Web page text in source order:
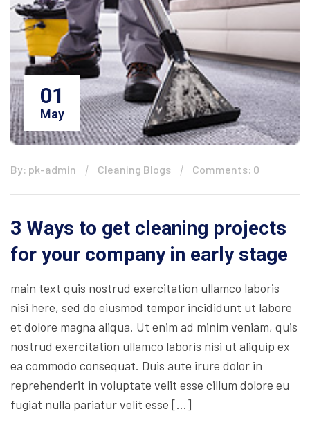
01
May
By: pk-admin Cleaning Blogs Comments: 0
3 Ways to get cleaning projects
for your company in early stage
main text quis nostrud exercitation ullamco laboris
nisi here, sed do eiusmod tempor incididunt ut labore
et dolore magna aliqua. Ut enim ad minim veniam, quis
nostrud exercitation ullamco laboris nisi ut aliquip ex
ea commodo consequat. Duis aute irure dolor in
reprehenderit in voluptate velit esse cillum dolore eu
fugiat nulla pariatur velit esse […]